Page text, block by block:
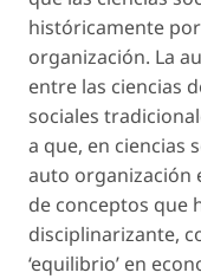
históricamente
organización. La
entre las ciencias
sociales
a que, en ciencias
auto organización
de conceptos que
disciplinarizante,
‘equilibrio’ en